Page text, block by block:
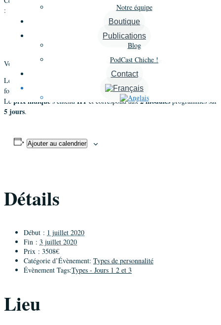
Notre équipe
Boutique
Publications
Blog
PodCast Chiche !
Contact
:
de 3 jours [Jours 1, 2 et 3
de 2 jours [Jours 4 et 5
après le premier module.
Voir le détail de la formation
Types de personnalité.
Les dates de cette session correspondent à unpremier module
formation (
) qui se terminera les10 et 11 septembre 2020
Le prix indiqué s’entend HT et correspond aux2 modules programmés sur
5 jours.
Ajouter au calendrier
Détails
Début : 1 juillet 2020
Fin : 3 juillet 2020
Prix : 3508€
Catégorie d’Évènement: Types de personnalité
Évènement Tags:Types - Jours 1 2 et 3
Lieu